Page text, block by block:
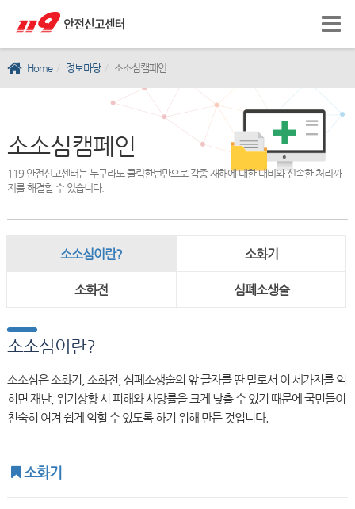
Home 정보마당 소소심캠페인
소소심캠페인
119 안전신고센터는 누구라도 클릭한번만으로 각종 재해에 대한 대비와 신속한 처리까
지를 해결할 수 있습니다.
소소심이란? 소화기
소화전 심폐소생술
소소심이란?
소소심은 소화기, 소화전, 심폐소생술의 앞 글자를 딴 말로서 이 세가지를 익
히면 재난, 위기상황 시 피해와 사망률을 크게 낮출 수 있기 때문에 국민들이
친숙히 여겨 쉽게 익힐 수 있도록 하기 위해 만든 것입니다.
소화기